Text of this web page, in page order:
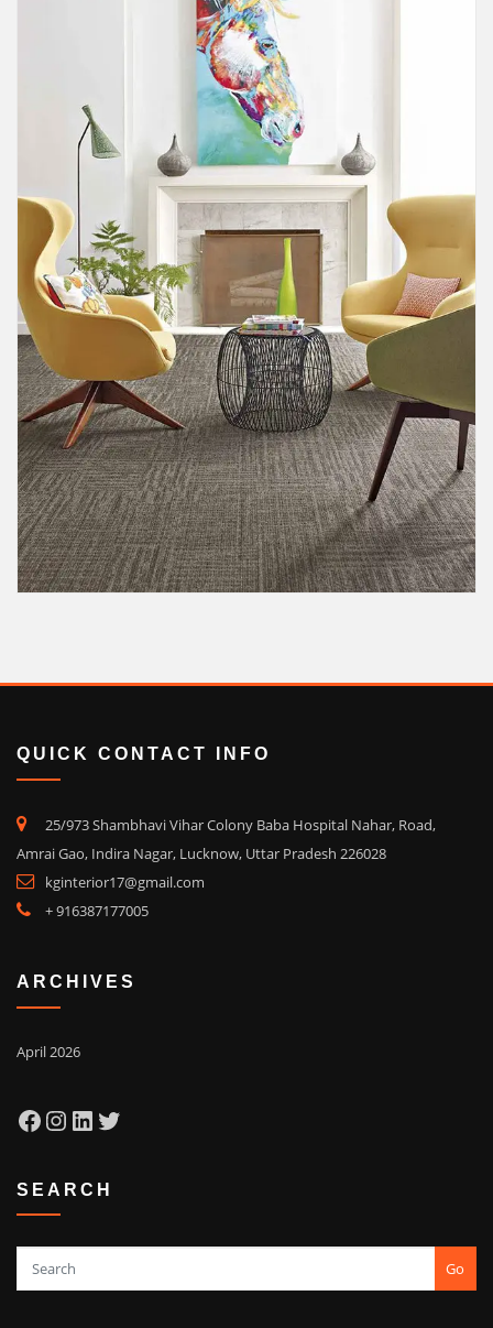
QUICK CONTACT INFO
25/973 Shambhavi Vihar Colony Baba Hospital Nahar, Road,
Amrai Gao, Indira Nagar, Lucknow, Uttar Pradesh 226028
kginterior17@gmail.com
+ 916387177005
ARCHIVES
April 2026
Facebook
Instagram
LinkedIn
Twitter
SEARCH
Go